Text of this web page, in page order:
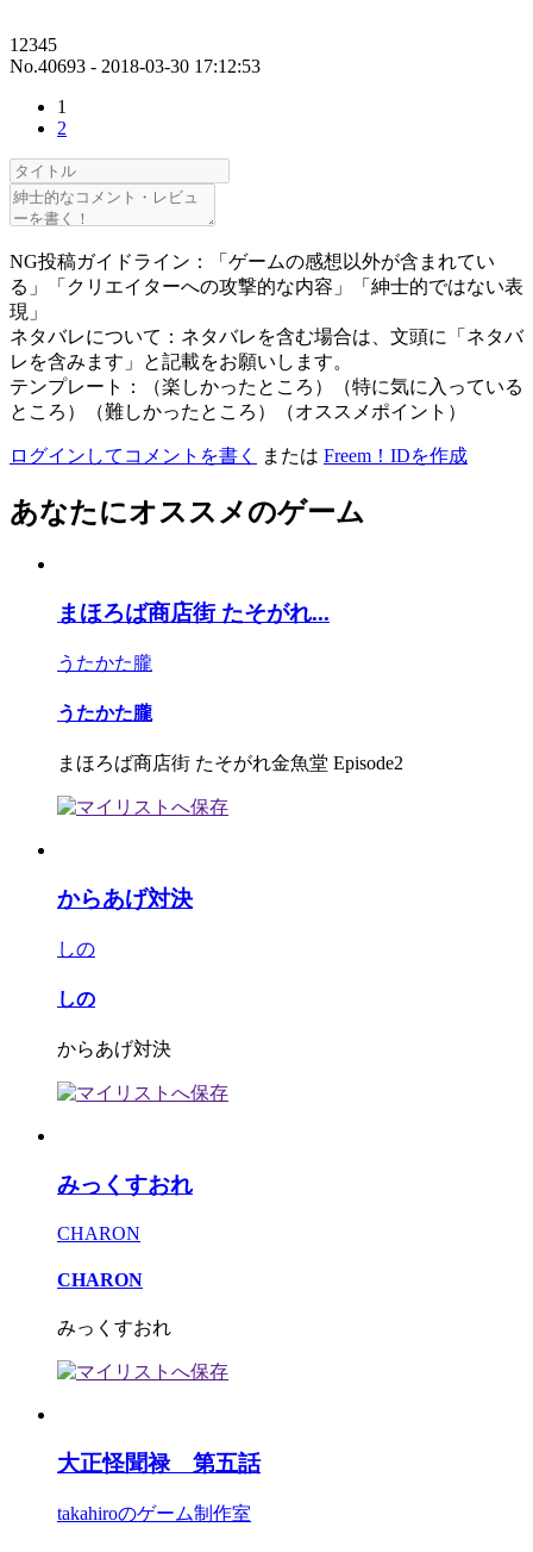
12345
No.40693 - 2018-03-30 17:12:53
1
2
NG投稿ガイドライン：「ゲームの感想以外が含まれてい
る」「クリエイターへの攻撃的な内容」「紳士的ではない表
現」
ネタバレについて：ネタバレを含む場合は、文頭に「ネタバ
レを含みます」と記載をお願いします。
テンプレート：（楽しかったところ）（特に気に入っている
ところ）（難しかったところ）（オススメポイント）
ログインしてコメントを書く または Freem！IDを作成
あなたにオススメのゲーム
まほろば商店街 たそがれ...
うたかた朧
うたかた朧
まほろば商店街 たそがれ金魚堂 Episode2
からあげ対決
しの
しの
からあげ対決
みっくすおれ
CHARON
CHARON
みっくすおれ
大正怪聞禄 第五話
takahiroのゲーム制作室